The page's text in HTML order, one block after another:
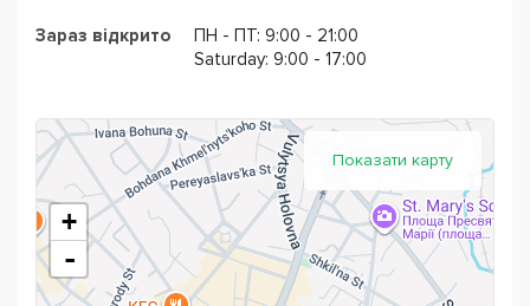
Зараз відкрито
ПН - ПТ: 9:00 - 21:00
Saturday: 9:00 - 17:00
Показати карту
+
-